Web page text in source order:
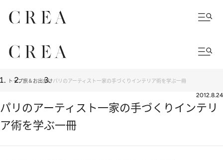
トップ旅＆お出かけパリのアーティスト一家の手づくりインテリア術を学ぶ一冊
2012.8.24
パリのアーティスト一家の手づくりインテリ
ア術を学ぶ一冊